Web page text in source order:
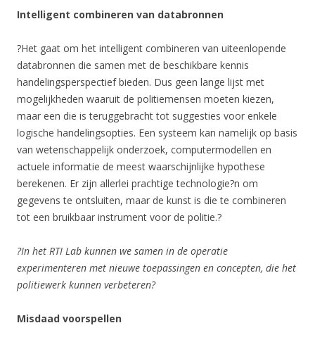
Intelligent combineren van databronnen
?Het gaat om het intelligent combineren van uiteenlopende
databronnen die samen met de beschikbare kennis
handelingsperspectief bieden. Dus geen lange lijst met
mogelijkheden waaruit de politiemensen moeten kiezen,
maar een die is teruggebracht tot suggesties voor enkele
logische handelingsopties. Een systeem kan namelijk op basis
van wetenschappelijk onderzoek, computermodellen en
actuele informatie de meest waarschijnlijke hypothese
berekenen. Er zijn allerlei prachtige technologie?n om
gegevens te ontsluiten, maar de kunst is die te combineren
tot een bruikbaar instrument voor de politie.?
?In het RTI Lab kunnen we samen in de operatie
experimenteren met nieuwe toepassingen en concepten, die het
politiewerk kunnen verbeteren?
Misdaad voorspellen